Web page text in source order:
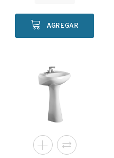
AGREGAR